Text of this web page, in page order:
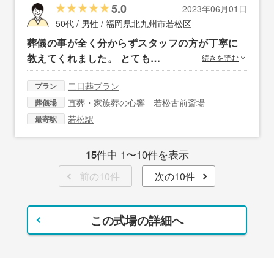
5.0
2023年06月01日
50代 / 男性 / 福岡県北九州市若松区
葬儀の事が全く分からずスタッフの方が丁寧に
教えてくれました。 とても…
続きを読む
プラン 二日葬プラン
葬儀場 直葬・家族葬の心響 若松古前斎場
最寄駅 若松駅
15件中 1〜10件を表示
前の10件 次の10件
この式場の詳細へ